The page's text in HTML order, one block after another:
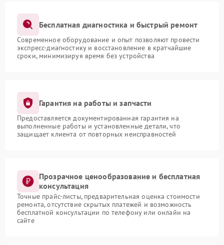
Бесплатная диагностика и быстрый ремонт
Современное оборудование и опыт позволяют провести
экспресс-диагностику и восстановление в кратчайшие
сроки, минимизируя время без устройства
Гарантия на работы и запчасти
Предоставляется документированная гарантия на
выполненные работы и установленные детали, что
защищает клиента от повторных неисправностей
Прозрачное ценообразование и бесплатная
консультация
Точные прайс-листы, предварительная оценка стоимости
ремонта, отсутствие скрытых платежей и возможность
бесплатной консультации по телефону или онлайн на
сайте